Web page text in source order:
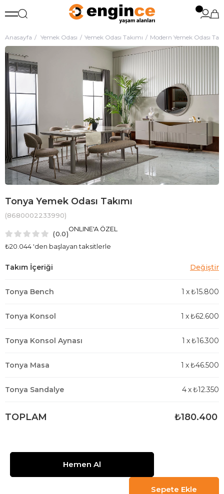
Anasayfa Yemek Odası Yemek Odası Takımı Modern Yemek Odası
Tonya Yemek Odası Takımı
(8680002233990)
0.0
₺20.044 'den başlayan taksitlerle
ONLINE'A ÖZEL
Tonya Bench 1 x₺15.800
Tonya Konsol 1 x₺62.600
Tonya Konsol Aynası 1 x₺16.300
Tonya Masa 1 x₺46.500
Tonya Sandalye 4x₺12.350
TOPLAM ₺180.400